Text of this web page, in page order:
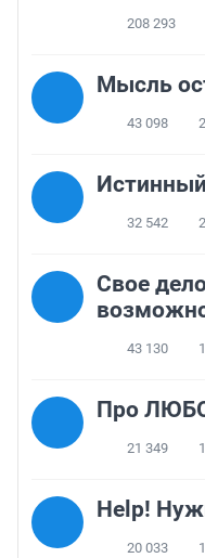
208 293
Мысль
43 098
32 542
Свое
43 130
Про
21 349
Help!
20 033